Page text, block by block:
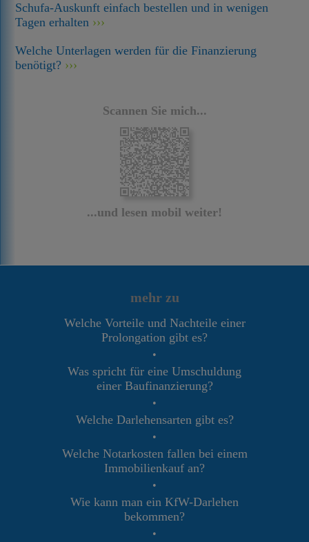
Schufa-Auskunft einfach bestellen und in wenigen
Tagen erhalten
Welche Unterlagen werden für die Finanzierung
benötigt?
Scannen Sie mich...
...und lesen mobil weiter!
mehr zu
Welche Vorteile und Nachteile einer
Prolongation gibt es?
•
Was spricht für eine Umschuldung
einer Baufinanzierung?
•
Welche Darlehensarten gibt es?
•
Welche Notarkosten fallen bei einem
Immobilienkauf an?
•
Wie kann man ein KfW-Darlehen
bekommen?
•